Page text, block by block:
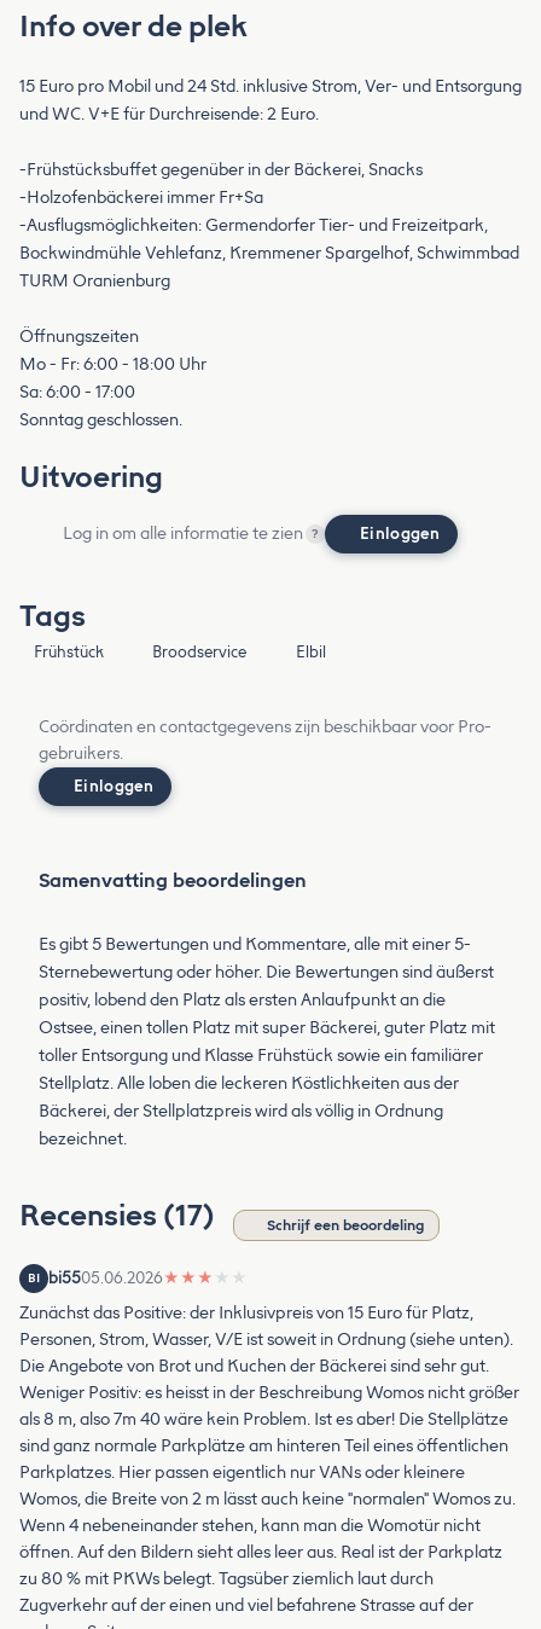
Info over de plek
15 Euro pro Mobil und 24 Std. inklusive Strom, Ver- und Entsorgung
und WC. V+E für Durchreisende: 2 Euro.
-Frühstücksbuffet gegenüber in der Bäckerei, Snacks
-Holzofenbäckerei immer Fr+Sa
-Ausflugsmöglichkeiten: Germendorfer Tier- und Freizeitpark,
Bockwindmühle Vehlefanz, Kremmener Spargelhof, Schwimmbad
TURM Oranienburg
Öffnungszeiten
Mo - Fr: 6:00 - 18:00 Uhr
Sa: 6:00 - 17:00
Sonntag geschlossen.
Uitvoering
Log in om alle informatie te zien ? Einloggen
Tags
Frühstück Broodservice Elbil
Coördinaten en contactgegevens zijn beschikbaar voor Pro-
gebruikers.
Einloggen
Samenvatting beoordelingen
Es gibt 5 Bewertungen und Kommentare, alle mit einer 5-
Sternebewertung oder höher. Die Bewertungen sind äußerst
positiv, lobend den Platz als ersten Anlaufpunkt an die
Ostsee, einen tollen Platz mit super Bäckerei, guter Platz mit
toller Entsorgung und Klasse Frühstück sowie ein familiärer
Stellplatz. Alle loben die leckeren Köstlichkeiten aus der
Bäckerei, der Stellplatzpreis wird als völlig in Ordnung
bezeichnet.
Recensies (17) Schrijf een beoordeling
BI bi5505.06.2026★ ★ ★ ★ ★
Zunächst das Positive: der Inklusivpreis von 15 Euro für Platz,
Personen, Strom, Wasser, V/E ist soweit in Ordnung (siehe unten).
Die Angebote von Brot und Kuchen der Bäckerei sind sehr gut.
Weniger Positiv: es heisst in der Beschreibung Womos nicht größer
als 8 m, also 7m 40 wäre kein Problem. Ist es aber! Die Stellplätze
sind ganz normale Parkplätze am hinteren Teil eines öffentlichen
Parkplatzes. Hier passen eigentlich nur VANs oder kleinere
Womos, die Breite von 2 m lässt auch keine "normalen" Womos zu.
Wenn 4 nebeneinander stehen, kann man die Womotür nicht
öffnen. Auf den Bildern sieht alles leer aus. Real ist der Parkplatz
zu 80 % mit PKWs belegt. Tagsüber ziemlich laut durch
Zugverkehr auf der einen und viel befahrene Strasse auf der